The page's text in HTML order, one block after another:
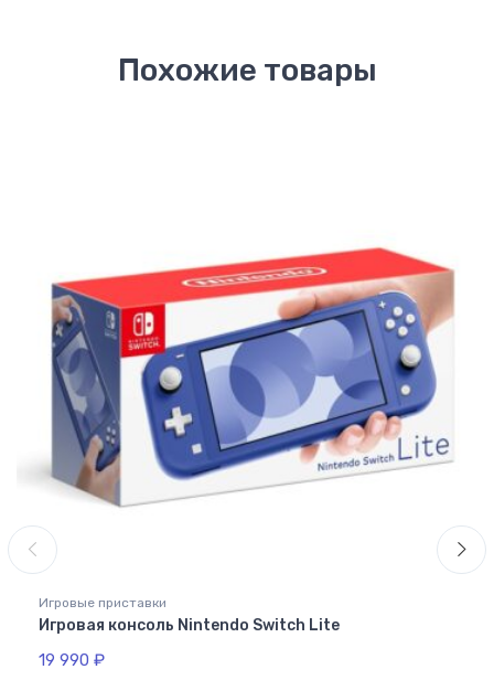
Похожие товары
Игровые приставки
Игровая консоль Nintendo Switch Lite
19 990 ₽